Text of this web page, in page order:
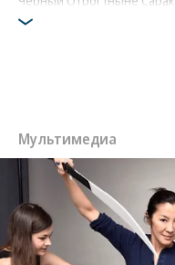
области). Он был младшим
Мультимедиа